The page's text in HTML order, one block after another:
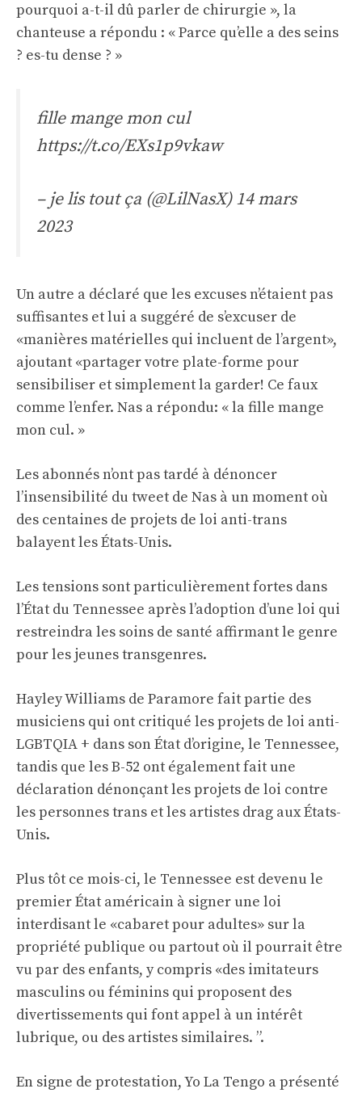
pourquoi a-t-il dû parler de chirurgie », la
chanteuse a répondu : « Parce qu’elle a des seins
? es-tu dense ? »
fille mange mon cul
https://t.co/EXs1p9vkaw
– je lis tout ça (@LilNasX)14 mars
2023
Un autre a déclaré que les excuses n’étaient pas
suffisantes et lui a suggéré de s’excuser de
«manières matérielles qui incluent de l’argent»,
ajoutant «partager votre plate-forme pour
sensibiliser et simplement la garder! Ce faux
comme l’enfer. Nas a répondu: « la fille mange
mon cul. »
Les abonnés n’ont pas tardé à dénoncer
l’insensibilité du tweet de Nas à un moment où
des centaines de projets de loi anti-trans
balayent les États-Unis.
Les tensions sont particulièrement fortes dans
l’État du Tennessee après l’adoption d’une loi qui
restreindra les soins de santé affirmant le genre
pour les jeunes transgenres.
Hayley Williams de Paramore fait partie des
musiciens qui ont critiqué les projets de loi anti-
LGBTQIA + dans son État d’origine, le Tennessee,
tandis que les B-52 ont également fait une
déclaration dénonçant les projets de loi contre
les personnes trans et les artistes drag aux États-
Unis.
Plus tôt ce mois-ci, le Tennessee est devenu le
premier État américain à signer une loi
interdisant le «cabaret pour adultes» sur la
propriété publique ou partout où il pourrait être
vu par des enfants, y compris «des imitateurs
masculins ou féminins qui proposent des
divertissements qui font appel à un intérêt
lubrique, ou des artistes similaires. ”.
En signe de protestation, Yo La Tengo a présenté